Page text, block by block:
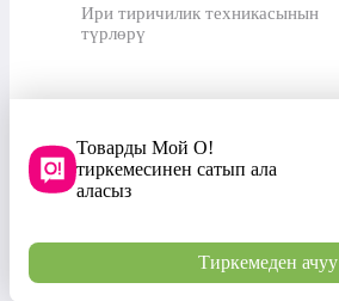
Ири тиричилик техникасынын
түрлөрү
Товарды Мой О!
тиркемесинен сатып ала
аласыз
Тиркемеден ачуу